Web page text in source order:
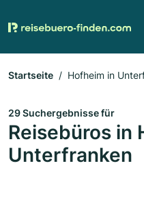
Startseite Hofheim in
29 Suchergebnisse für
Reisebüros in
Unterfranken